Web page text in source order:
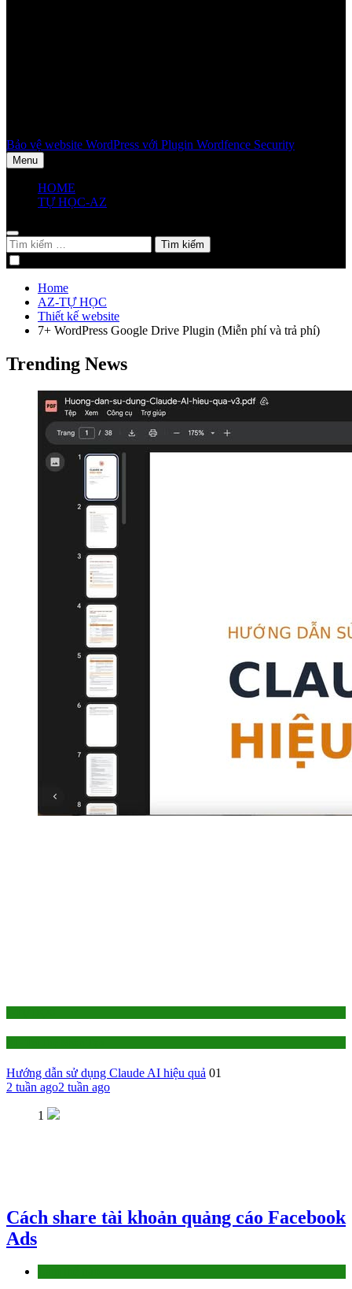
Bảo vệ website WordPress với Plugin Wordfence Security
Menu
HOME
TỰ HỌC-AZ
Tìm
kiếm
cho:
Home
AZ-TỰ HỌC
Thiết kế website
7+ WordPress Google Drive Plugin (Miễn phí và trả phí)
Trending News
Hướng dẫn sử dụng Claude AI hiệu quả 01
2 tuần ago2 tuần ago
1
Cách share tài khoản quảng cáo Facebook
Ads